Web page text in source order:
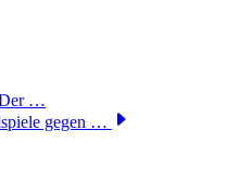
Der …
gegen …